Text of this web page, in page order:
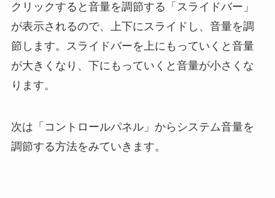
クリックすると音量を調節する「スライドバー」
が表示されるので、上下にスライドし、音量を調
節します。スライドバーを上にもっていくと音量
が大きくなり、下にもっていくと音量が小さくな
ります。
次は「コントロールパネル」からシステム音量を
調節する方法をみていきます。